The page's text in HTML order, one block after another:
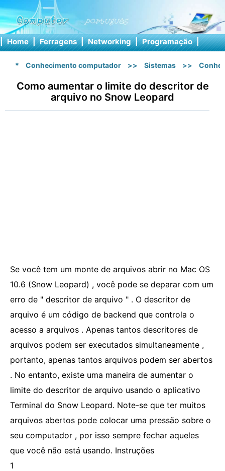
| Home | Ferragens | Networking | Programação |
* Conhecimento computador >> Sistemas >>
Como aumentar o limite do descritor de
arquivo no Snow Leopard
Se você tem um monte de arquivos abrir no Mac OS
10.6 (Snow Leopard) , você pode se deparar com um
erro de " descritor de arquivo " . O descritor de
arquivo é um código de backend que controla o
acesso a arquivos . Apenas tantos descritores de
arquivos podem ser executados simultaneamente ,
portanto, apenas tantos arquivos podem ser abertos
. No entanto, existe uma maneira de aumentar o
limite do descritor de arquivo usando o aplicativo
Terminal do Snow Leopard. Note-se que ter muitos
arquivos abertos pode colocar uma pressão sobre o
seu computador , por isso sempre fechar aqueles
que você não está usando. Instruções
1